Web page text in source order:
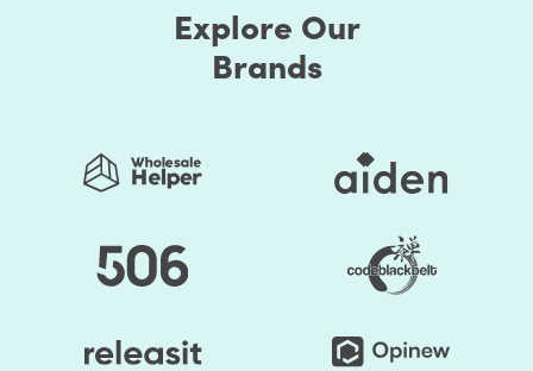
Explore Our
Brands